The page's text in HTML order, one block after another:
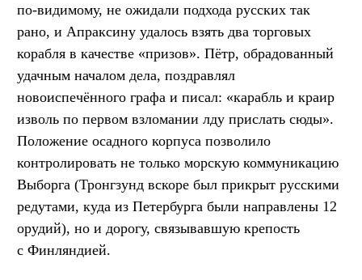
по-видимому, не ожидали подхода русских так
рано, и Апраксину удалось взять два торговых
корабля в качестве «призов». Пётр, обрадованный
удачным началом дела, поздравлял
новоиспечённого графа и писал: «карабль и краир
изволь по первом взломании лду прислать сюды».
Положение осадного корпуса позволило
контролировать не только морскую коммуникацию
Выборга (Тронгзунд вскоре был прикрыт русскими
редутами, куда из Петербурга были направлены 12
орудий), но и дорогу, связывавшую крепость
с Финляндией.